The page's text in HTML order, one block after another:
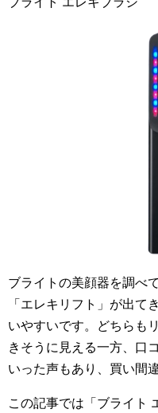
ブライトの美顔器を調べ
「エレキリフト」が出て
いやすいです。どちらも
きそうに見える一方、口
いった声もあり、買い間
この記事では「ブライト